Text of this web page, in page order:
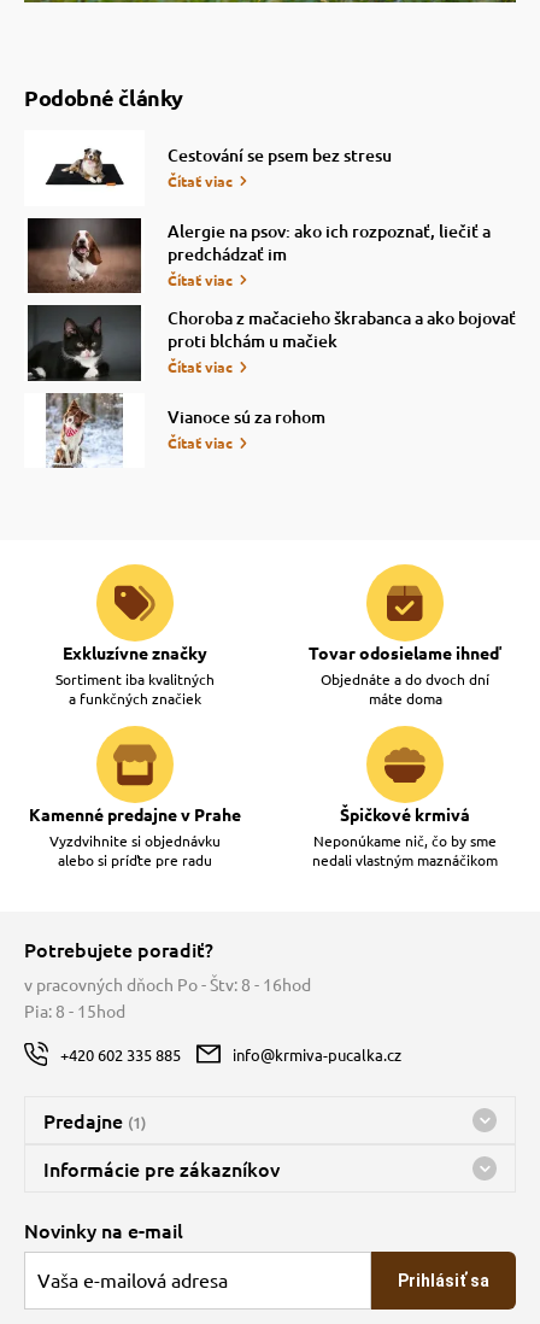
Podobné články
Cestování se psem bez stresu
Čítať viac
Alergie na psov: ako ich rozpoznať, liečiť a
predchádzať im
Čítať viac
Choroba z mačacieho škrabanca a ako bojovať
proti blchám u mačiek
Čítať viac
Vianoce sú za rohom
Čítať viac
Exkluzívne značky
Sortiment iba kvalitných
a funkčných značiek
Tovar odosielame ihneď
Objednáte a do dvoch dní
máte doma
Kamenné predajne v Prahe
Vyzdvihnite si objednávku
alebo si príďte pre radu
Špičkové krmivá
Neponúkame nič, čo by sme
nedali vlastným maznáčikom
Potrebujete poradiť?
v pracovných dňoch Po - Štv: 8 - 16hod
Pia: 8 - 15hod
+420 602 335 885 info@krmiva-pucalka.cz
Predajne (1)
Predajňa a sklad Kbely
Bohužiaľ, momentálne máme zatvorené
Informácie pre zákazníkov
O spoločnosti
Veľkoobchod
Novinky na e-mail
Prihlásiť sa